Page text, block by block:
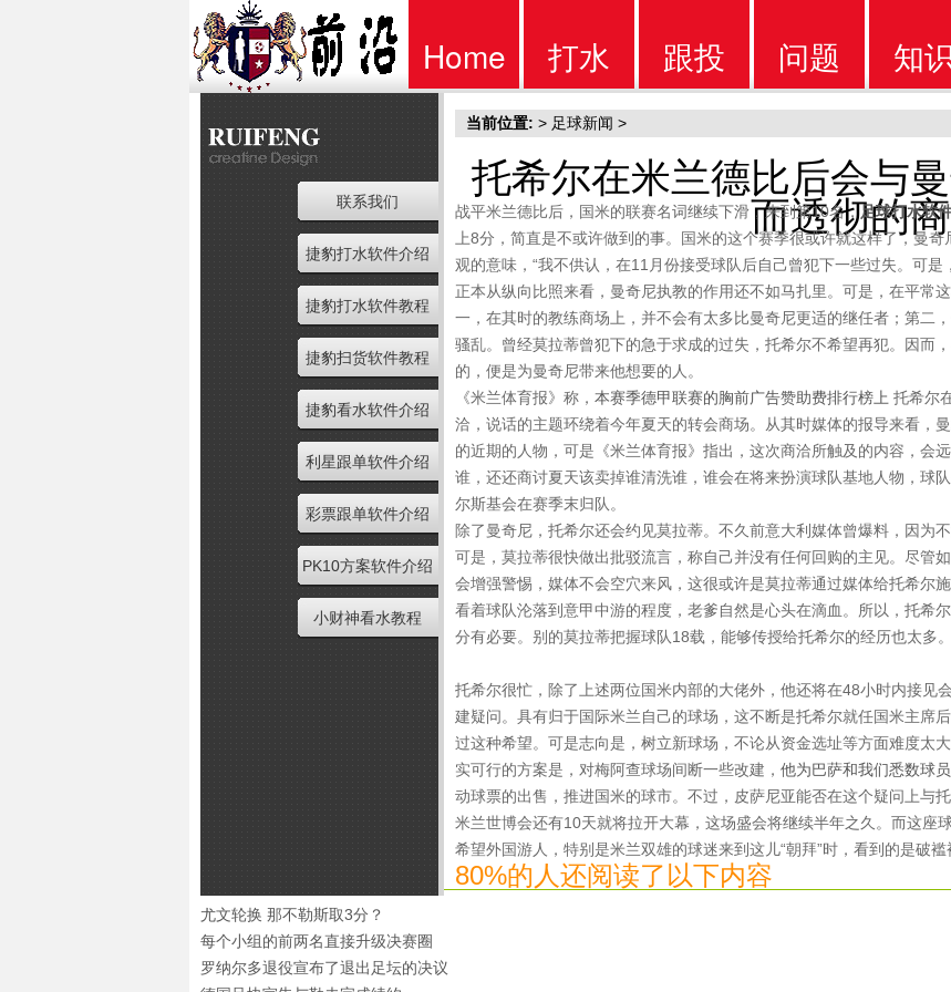
Home
首页
打水
软件
跟投
软件
问题
问题
知
知
联系我们
捷豹打水软件介绍
捷豹打水软件教程
捷豹扫货软件教程
捷豹看水软件介绍
利星跟单软件介绍
彩票跟单软件介绍
PK10方案软件介绍
小财神看水教程
当前位置: > 足球新闻 >
托希尔在米兰德比后会与
而透彻的
战平米兰德比后，国米的联赛名词继续下滑，来到第10名， 足球打水软
上8分，简直是不或许做到的事。国米的这个赛季很或许就这样了，曼
观的意味，“我不供认，在11月份接受球队后自己曾犯下一些过失。可
正本从纵向比照来看，曼奇尼执教的作用还不如马扎里。可是，在平常
一，在其时的教练商场上，并不会有太多比曼奇尼更适的继任者；第二
骚乱。曾经莫拉蒂曾犯下的急于求成的过失，托希尔不希望再犯。因而
的，便是为曼奇尼带来他想要的人。
《米兰体育报》称， 本赛季德甲联赛的胸前广告赞助费排行榜上 托希尔
洽，说话的主题环绕着今年夏天的转会商场。从其时媒体的报导来看，
的近期的人物，可是《米兰体育报》指出，这次商洽所触及的内容，会
谁，还还商讨夏天该卖掉谁清洗谁，谁会在将来扮演球队基地人物，球
尔斯基会在赛季末归队。
除了曼奇尼，托希尔还会约见莫拉蒂。不久前意大利媒体曾爆料，因为
可是，莫拉蒂很快做出批驳流言，称自己并没有任何回购的主见。尽管如
会增强警惕，媒体不会空穴来风，这很或许是莫拉蒂通过媒体给托希尔
看着球队沦落到意甲中游的程度，老爹自然是心头在滴血。所以，托希
分有必要。别的莫拉蒂把握球队18载，能够传授给托希尔的经历也太多。
托希尔很忙，除了上述两位国米内部的大佬外，他还将在48小时内接见
建疑问。具有归于国际米兰自己的球场，这不断是托希尔就任国米主席
过这种希望。可是志向是，树立新球场，不论从资金选址等方面难度太
实可行的方案是，对梅阿查球场间断一些改建， 他为巴萨和我们悉数球
动球票的出售，推进国米的球市。不过，皮萨尼亚能否在这个疑问上与
米兰世博会还有10天就将拉开大幕，这场盛会将继续半年之久。而这座
希望外国游人，特别是米兰双雄的球迷来到这儿“朝拜”时，看到的是破褴
80%的人还阅读了以下内容
尤文轮换 那不勒斯取3分？
每个小组的前两名直接升级决赛圈
罗纳尔多退役宣布了退出足坛的决议